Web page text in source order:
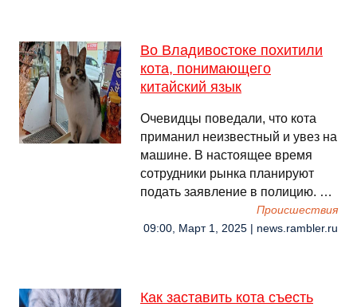
Во Владивостоке похитили
кота, понимающего
китайский язык
Очевидцы поведали, что кота
приманил неизвестный и увез на
машине. В настоящее время
сотрудники рынка планируют
подать заявление в полицию. …
Происшествия
09:00, Март 1, 2025 | news.rambler.ru
Как заставить кота съесть